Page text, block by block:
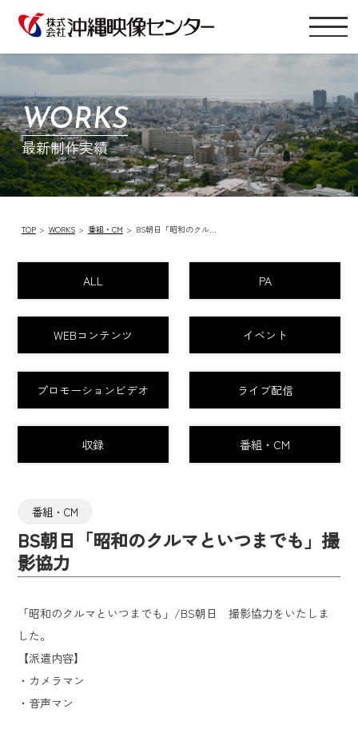
WORKS
最新制作実績
TOP WORKS 番組・CM BS朝日「昭和のクル…
ALL PA
WEBコンテンツ イベント
プロモーションビデオ ライブ配信
収録 番組・CM
番組・CM
BS朝日「昭和のクルマといつまでも」撮
影協力
「昭和のクルマといつまでも」/BS朝日 撮影協力をいたしま
した。
【派遣内容】
・カメラマン
・音声マン